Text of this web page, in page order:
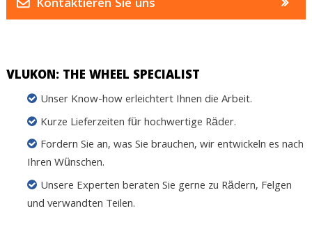
Kontaktieren Sie uns
VLUKON: THE WHEEL SPECIALIST
Unser Know-how erleichtert Ihnen die Arbeit.
Kurze Lieferzeiten für hochwertige Räder.
Fordern Sie an, was Sie brauchen, wir entwickeln es nach
Ihren Wünschen.
Unsere Experten beraten Sie gerne zu Rädern, Felgen
und verwandten Teilen.